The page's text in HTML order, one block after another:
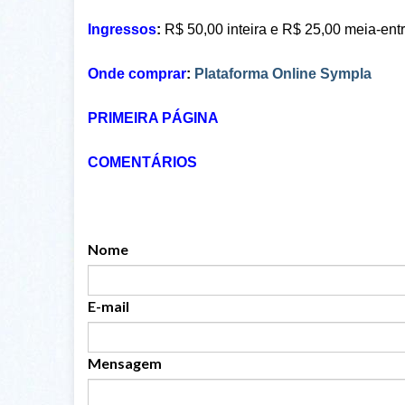
Ingressos: R$ 50,00 inteira e R$ 25,00 meia-
Onde comprar: Plataforma Online Sympla
PRIMEIRA PÁGINA
COMENTÁRIOS
Nome
E-mail
Mensagem